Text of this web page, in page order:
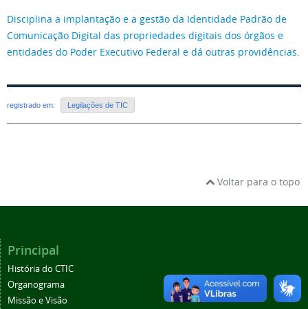
Disciplina a implantação e a gestão da Identidade Padrão de
Comunicação Digital das propriedades digitais dos órgãos e
entidades do Poder Executivo Federal e dá outras providências.
registrado em: Legilações de TIC
Voltar para o topo
Principal
História do CTIC
Organograma
Missão e Visão